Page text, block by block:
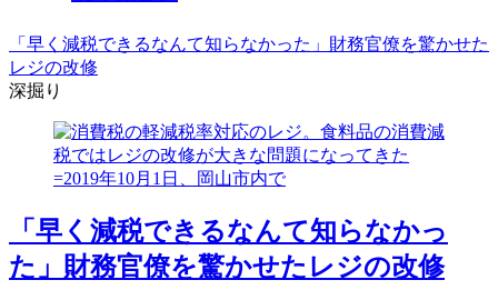
「早く減税できるなんて知らなかった」財務官僚を驚かせた
レジの改修
深掘り
「早く減税できるなんて知らなかっ
た」財務官僚を驚かせたレジの改修